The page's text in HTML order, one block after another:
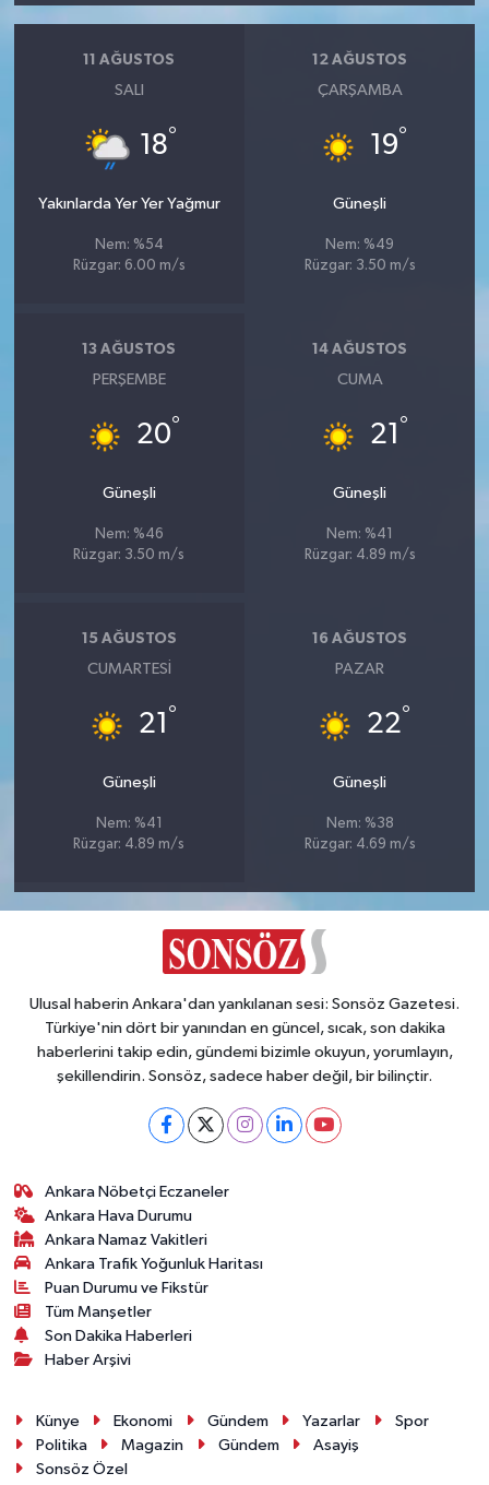
11 AĞUSTOS
SALI
18°
Yakınlarda Yer Yer Yağmur
Nem: %54
Rüzgar: 6.00 m/s
12 AĞUSTOS
ÇARŞAMBA
19°
Güneşli
Nem: %49
Rüzgar: 3.50 m/s
13 AĞUSTOS
PERŞEMBE
20°
Güneşli
Nem: %46
Rüzgar: 3.50 m/s
14 AĞUSTOS
CUMA
21 °
Güneşli
Nem: %41
Rüzgar: 4.89 m/s
15 AĞUSTOS
CUMARTESI
21 °
Güneşli
Nem: %41
Rüzgar: 4.89 m/s
16 AĞUSTOS
PAZAR
22°
Güneşli
Nem: %38
Rüzgar: 4.69 m/s
Ulusal haberin Ankara'dan yankılanan sesi: Sonsöz Gazetesi.
Türkiye'nin dört bir yanından en güncel, sıcak, son dakika
haberlerini takip edin, gündemi bizimle okuyun, yorumlayın,
şekillendirin. Sonsöz, sadece haber değil, bir bilinçtir.
Ankara Nöbetçi Eczaneler
Ankara Hava Durumu
Ankara Namaz Vakitleri
Ankara Trafik Yoğunluk Haritası
Puan Durumu ve Fikstür
Tüm Manşetler
Son Dakika Haberleri
Haber Arşivi
Künye Ekonomi Gündem Yazarlar
Spor
Politika
Magazin Gündem
Asayiş
Sonsöz Özel
Vasıta
Yaşam